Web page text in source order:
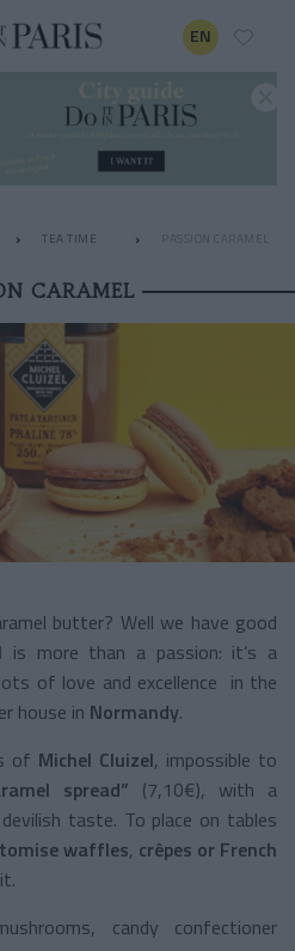
EN
TEA TIME
CARAMEL
butter? Well we have good
is more than a passion: it’s a
of love and excellence in the
house in Normandy.
of Michel Cluizel, impossible to
spread” (7,10€), with a
taste. To place on tables
waffles, crêpes or French
candy confectioner